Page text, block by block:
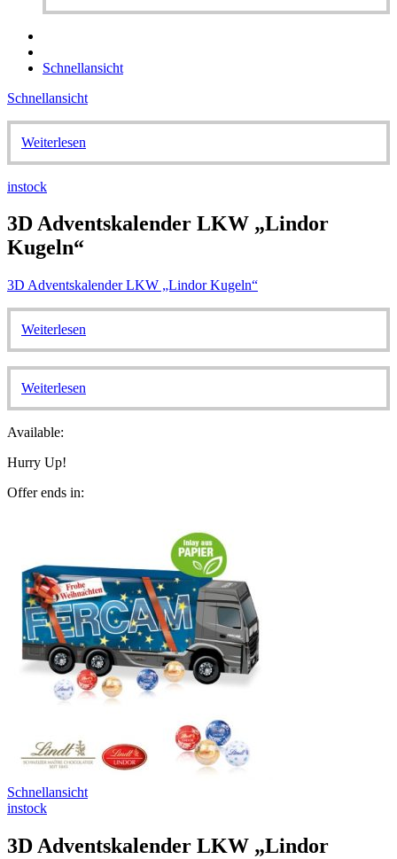
Schnellansicht
Schnellansicht
Weiterlesen
instock
3D Adventskalender LKW „Lindor
Kugeln“
3D Adventskalender LKW „Lindor Kugeln“
Weiterlesen
Weiterlesen
Available:
Hurry Up!
Offer ends in:
Schnellansicht
instock
3D Adventskalender LKW „Lindor